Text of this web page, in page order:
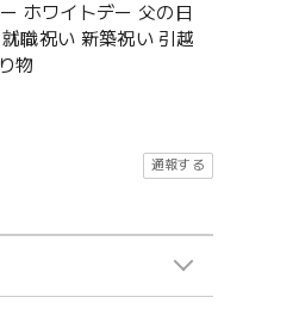
ホワイトデー 父の日
職祝い 新築祝い 引越
物
通報する